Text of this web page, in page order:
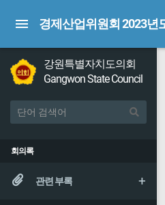
경제산업위원회 2023년
강원특별자치도의회
Gangwon State Council
회의록
관련 부록